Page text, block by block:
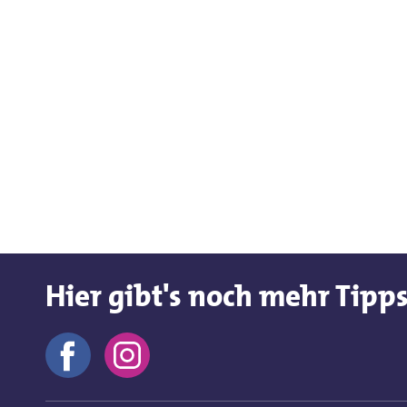
Hier gibt's noch mehr